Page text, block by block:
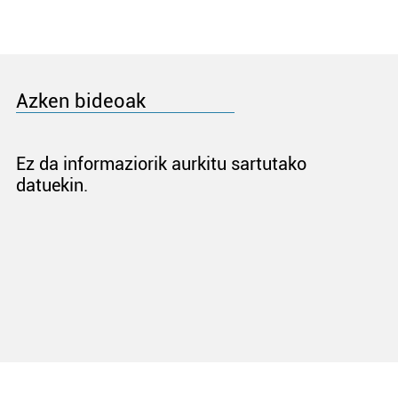
Azken bideoak
Ez da informaziorik aurkitu sartutako
datuekin.